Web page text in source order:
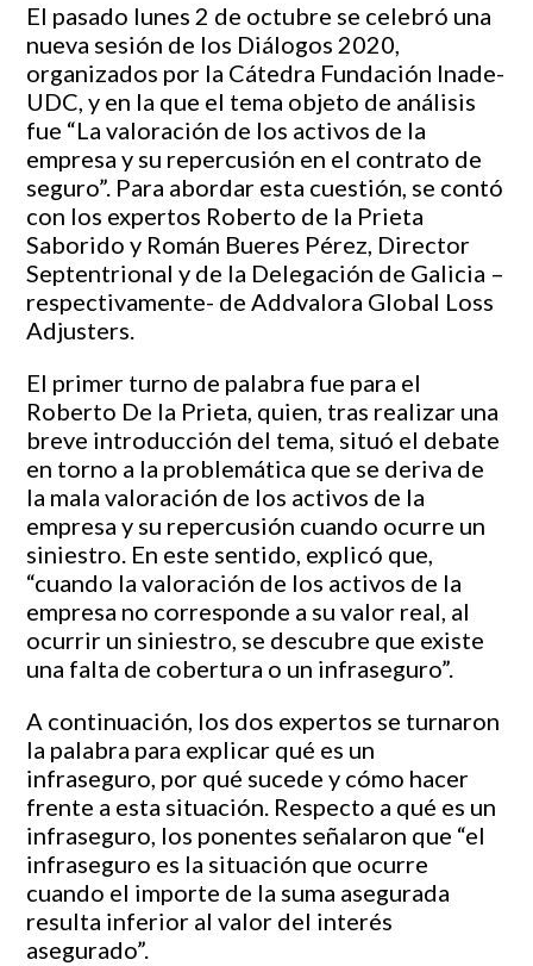
El pasado lunes 2 de octubre se celebró una
nueva sesión de los Diálogos 2020,
organizados por la Cátedra Fundación Inade-
UDC, y en la que el tema objeto de análisis
fue “La valoración de los activos de la
empresa y su repercusión en el contrato de
seguro”. Para abordar esta cuestión, se contó
con los expertos Roberto de la Prieta
Saborido y Román Bueres Pérez, Director
Septentrional y de la Delegación de Galicia –
respectivamente- de Addvalora Global Loss
Adjusters.
El primer turno de palabra fue para el
Roberto De la Prieta, quien, tras realizar una
breve introducción del tema, situó el debate
en torno a la problemática que se deriva de
la mala valoración de los activos de la
empresa y su repercusión cuando ocurre un
siniestro. En este sentido, explicó que,
“cuando la valoración de los activos de la
empresa no corresponde a su valor real, al
ocurrir un siniestro, se descubre que existe
una falta de cobertura o un infraseguro”.
A continuación, los dos expertos se turnaron
la palabra para explicar qué es un
infraseguro, por qué sucede y cómo hacer
frente a esta situación. Respecto a qué es un
infraseguro, los ponentes señalaron que “el
infraseguro es la situación que ocurre
cuando el importe de la suma asegurada
resulta inferior al valor del interés
asegurado”.